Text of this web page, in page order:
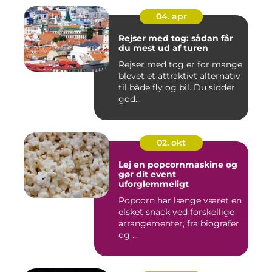
04. apr
Rejser med tog: sådan får
du mest ud af turen
Rejser med tog er for mange
blevet et attraktivt alternativ
til både fly og bil. Du sidder
god...
02. okt
Lej en popcornmaskine og
gør dit event
uforglemmeligt
Popcorn har længe været en
elsket snack ved forskellige
arrangementer, fra biografer
og ...